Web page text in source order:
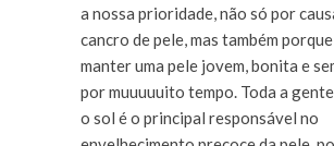
a nossa prioridade, não só por
cancro de pele, mas também
manter uma pele jovem, bonita e
por muuuuuito tempo. Toda a
o sol é o principal responsável no